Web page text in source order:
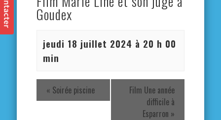
Goudex
jeudi 18 juillet 2024 à 20 h 00
min
« Soirée piscine
Film Une année
difficile à
Esparron »